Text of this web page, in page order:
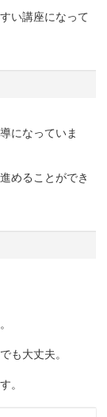
い講座になって
になっていま
めることができ
も大丈夫。
。